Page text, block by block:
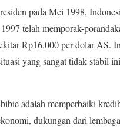
pada Mei 1998,
telah memporak-
Rp16.000 per dolar AS.
yang sangat tidak stabil
adalah memperbaiki
dukungan dari